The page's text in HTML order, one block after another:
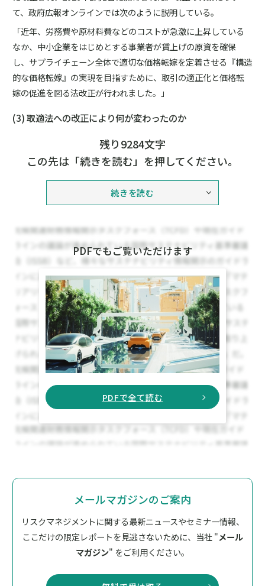
て、政府広報オンラインでは次のように説明している。
「近年、労務費や原材料費などのコストが急激に上昇している
なか、中小企業をはじめとする事業者が賃上げの原資を確保
し、サプライチェーン全体で適切な価格転嫁を定着させる『構造
的な価格転嫁』の実現を目指すために、取引の適正化と価格転
嫁の促進を図る法改正が行われました。」
(3) 取適法への改正により何が変わったのか
残り9284文字
この先は「続きを読む」を押してください。
続きを読む
PDFでもご覧いただけます
PDFで全て読む
メールマガジンのご案内
リスクマネジメントに関する最新ニュースやセミナー情報、
ここだけの限定レポートを見逃さないために、 当社 "メール
マガジン" をご利用ください。